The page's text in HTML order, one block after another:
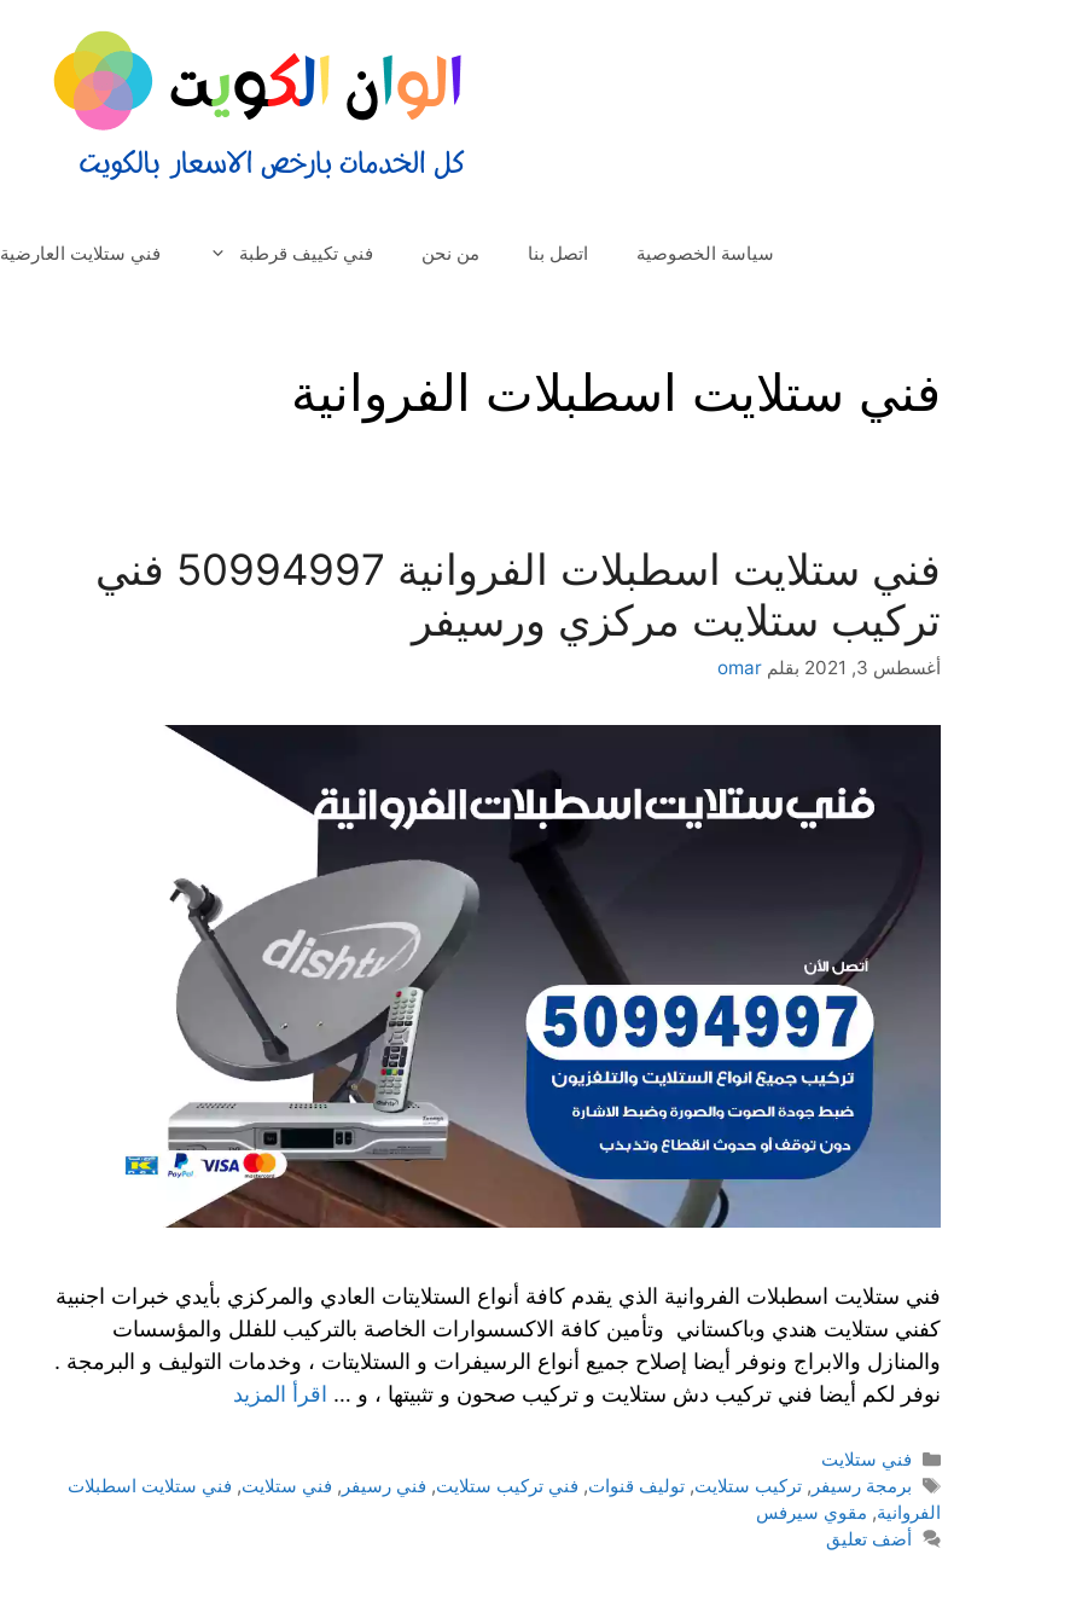
سياسة الخصوصية اتصل بنا من نحن فني تكييف قرطبة فني ستلايت العارضية
فني ستلايت اسطبلات الفروانية
فني ستلايت اسطبلات الفروانية 50994997 فني
تركيب ستلايت مركزي ورسيفر
أغسطس 3, 2021 بقلم omar
فني ستلايت اسطبلات الفروانية الذي يقدم كافة أنواع الستلايتات العادي والمركزي بأيدي خبرات اجنبية
كفني ستلايت هندي وباكستاني وتأمين كافة الاكسسوارات الخاصة بالتركيب للفلل والمؤسسات
والمنازل والابراج ونوفر أيضا إصلاح جميع أنواع الرسيفرات و الستلايتات ، وخدمات التوليف و البرمجة .
نوفر لكم أيضا فني تركيب دش ستلايت و تركيب صحون و تثبيتها ، و … اقرأ المزيد
فني ستلايت
برمجة رسيفر ,تركيب ستلايت,توليف قنوات, فني تركيب ستلايت, فني رسيفر , فني ستلايت, فني ستلايت اسطبلات
الفروانية, مقوي سيرفس
أضف تعليق